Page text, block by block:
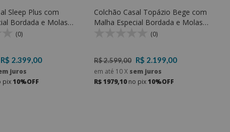
Sleep Plus com
Bordada e Molas
D33
(0)
R$ 2.399,00
juros
pix10%OFF
Colchão Casal Topázio Bege com
Malha Especial Bordada e Molas
ensacadas e Espuma D33
(0)
R$ 2.599,00 R$ 2.199,00
em até 10X sem juros
R$ 1979,10no pix10%OFF